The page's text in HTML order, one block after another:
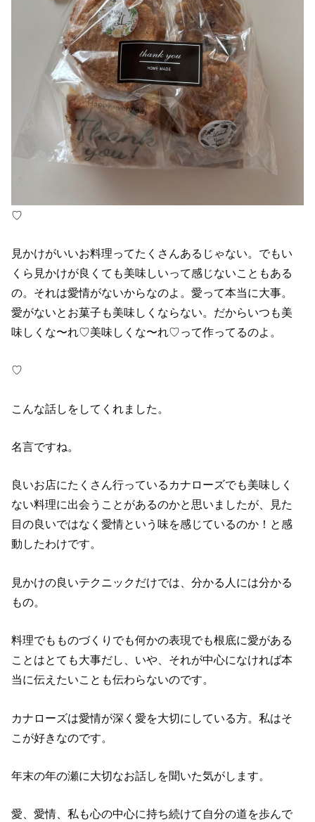
♡
見かけがいいお料理ってたくさんあるじゃない。でもい
くら見かけが良くても美味しいって感じないこともある
の。それは愛情がないからなのよ。愛って本当に大事。
愛がないとお菓子も美味しくならない。だからいつも美
味しくな〜れ♡美味しくな〜れ♡って作ってるのよ。
♡
こんな話しをしてくれました。
名言ですね。
良いお店にたくさん行っているカナローズでも美味しく
ない料理に出会うことがあるのかと思いましたが、見た
目の良いではなく愛情という味を感じているのか！と感
動したわけです。
見かけの良いテクニックだけでは、分かる人には分かる
もの。
料理でもものづくりでも何かの表現でも根底に愛がある
ことはとても大事だし、いや、それが中心になければ本
当に伝えたいことも伝わらないのです。
カナローズは愛情が深く愛を大切にしている方。私はそ
こが好きなのです。
年末の年の瀬に大切なお話しを聞いた気がします。
愛、愛情、私も心の中心に持ち続けて自分の道を歩んで